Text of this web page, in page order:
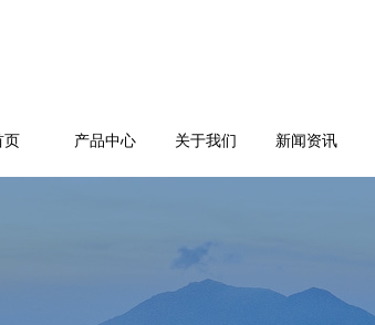
页 产品中心 关于我们 新闻资讯